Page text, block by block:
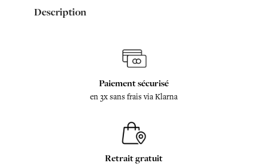
Description
Paiement sécurisé
en 3x sans frais via Klarna
Retrait gratuit